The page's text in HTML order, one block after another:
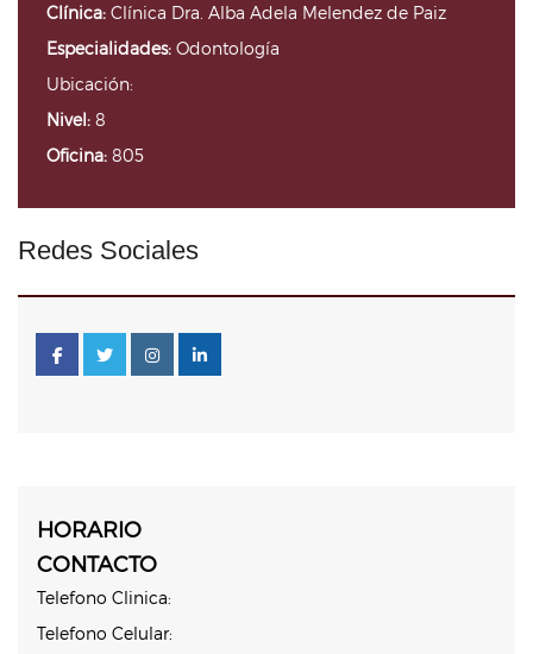
Clínica: Clínica Dra. Alba Adela Melendez de Paiz
Especialidades: Odontología
Ubicación:
Nivel: 8
Oficina: 805
Redes Sociales
HORARIO
CONTACTO
Telefono Clinica:
Telefono Celular: